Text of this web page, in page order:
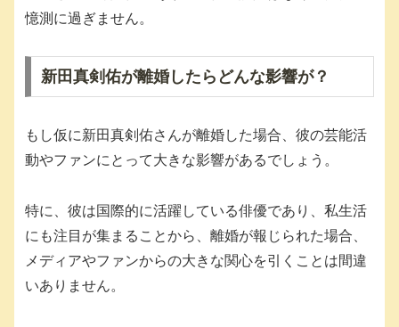
憶測に過ぎません。
新田真剣佑が離婚したらどんな影響が？
もし仮に新田真剣佑さんが離婚した場合、彼の芸能活
動やファンにとって大きな影響があるでしょう。
特に、彼は国際的に活躍している俳優であり、私生活
にも注目が集まることから、離婚が報じられた場合、
メディアやファンからの大きな関心を引くことは間違
いありません。